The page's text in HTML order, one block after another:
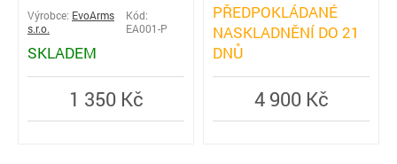
Výrobce: EvoArms
s.r.o.
Kód:
EA001-P
SKLADEM
1 350 Kč
PŘEDPOKLÁDANÉ
NASKLADNĚNÍ DO 21
DNŮ
4 900 Kč